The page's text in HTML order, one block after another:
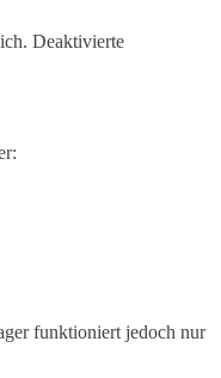
Deaktivierte
funktioniert jedoch nur